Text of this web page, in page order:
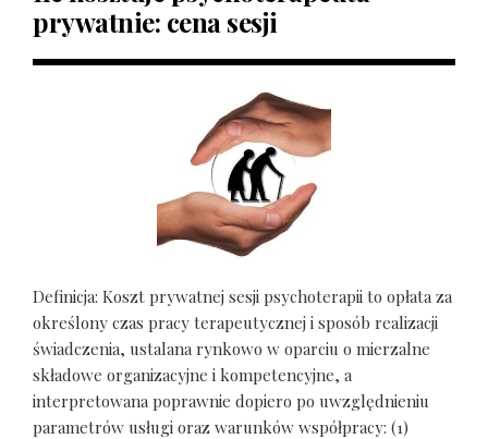
prywatnie: cena sesji
Definicja: Koszt prywatnej sesji psychoterapii to opłata za
określony czas pracy terapeutycznej i sposób realizacji
świadczenia, ustalana rynkowo w oparciu o mierzalne
składowe organizacyjne i kompetencyjne, a
interpretowana poprawnie dopiero po uwzględnieniu
parametrów usługi oraz warunków współpracy: (1)